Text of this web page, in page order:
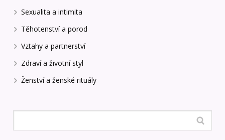
Sexualita a intimita
Těhotenství a porod
Vztahy a partnerství
Zdraví a životní styl
Ženství a ženské rituály